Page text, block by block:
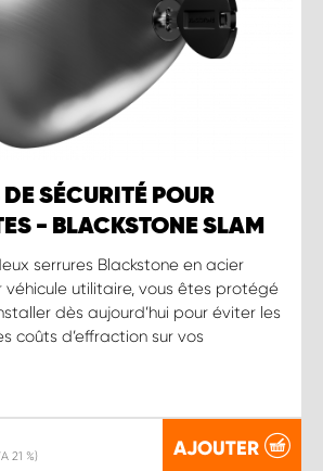
DE SÉCURITÉ POUR
- BLACKSTONE SLAM
serrures Blackstone en acier
utilitaire, vous êtes protégé
dès aujourd’hui pour éviter les
coûts d’effraction sur vos
21 %) AJOUTER